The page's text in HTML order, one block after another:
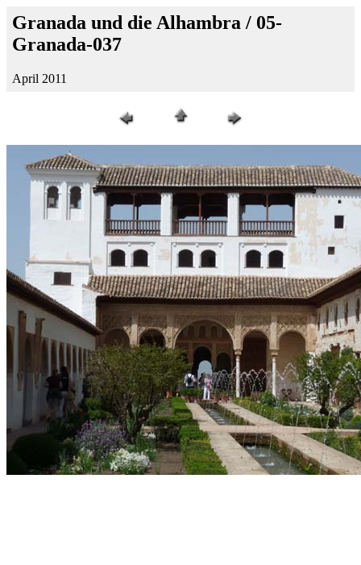
Granada und die Alhambra / 05-
Granada-037
April 2011